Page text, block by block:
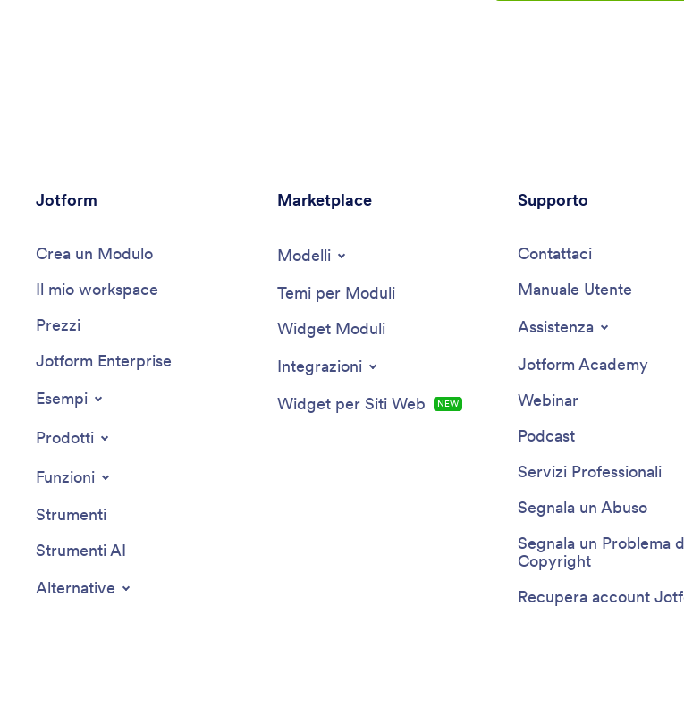
Jotform
Crea un Modulo
Il mio workspace
Prezzi
Jotform Enterprise
Esempi
Prodotti
Funzioni
Strumenti
Strumenti AI
Alternative
Marketplace
Modelli
Temi per Moduli
Widget Moduli
Integrazioni
Widget per Siti Web
NEW
Supporto
Contattaci
Manuale Utente
Assistenza
Jotform Academy
Webinar
Podcast
Servizi Professionali
Segnala un Abuso
Segnala un Problema
Copyright
Recupera account